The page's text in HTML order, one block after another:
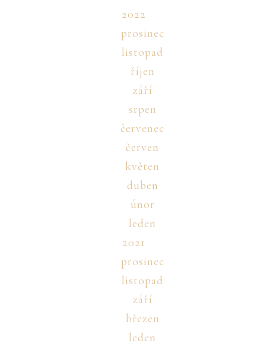
2022
prosinec
listopad
říjen
září
srpen
červenec
červen
květen
duben
únor
leden
2021
prosinec
listopad
září
březen
leden